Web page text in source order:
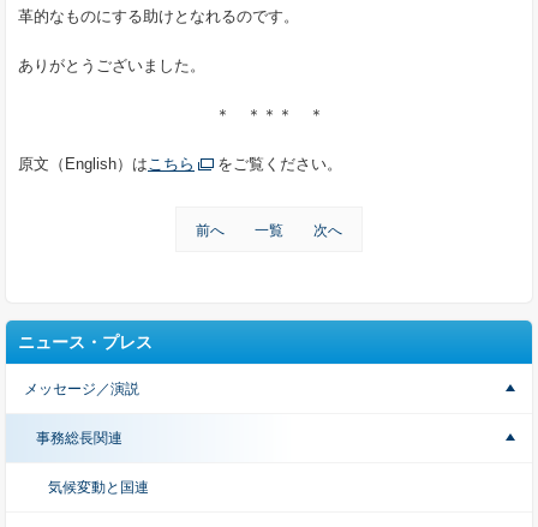
革的なものにする助けとなれるのです。
ありがとうございました。
＊ ＊＊＊ ＊
原文（English）はこちら をご覧ください。
前へ 一覧 次へ
ニュース・プレス
メッセージ／演説
事務総長関連
気候変動と国連